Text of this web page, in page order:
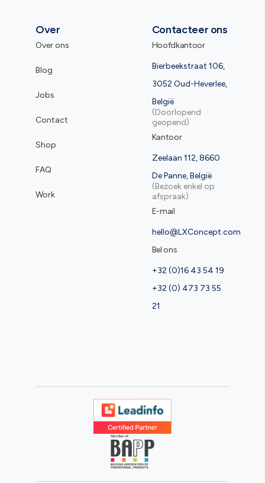
Over
Over ons
Blog
Jobs
Contact
Shop
FAQ
Work
Contacteer ons
Hoofdkantoor
Bierbeekstraat 106,
3052 Oud-Heverlee,
België
(Doorlopend
geopend)
Kantoor
Zeelaan 112, 8660
De Panne, België
(Bezoek enkel op
afspraak)
E-mail
hello@LXConcept.com
Bel ons
+32 (0)16 43 54 19
+32 (0) 473 73 55
21